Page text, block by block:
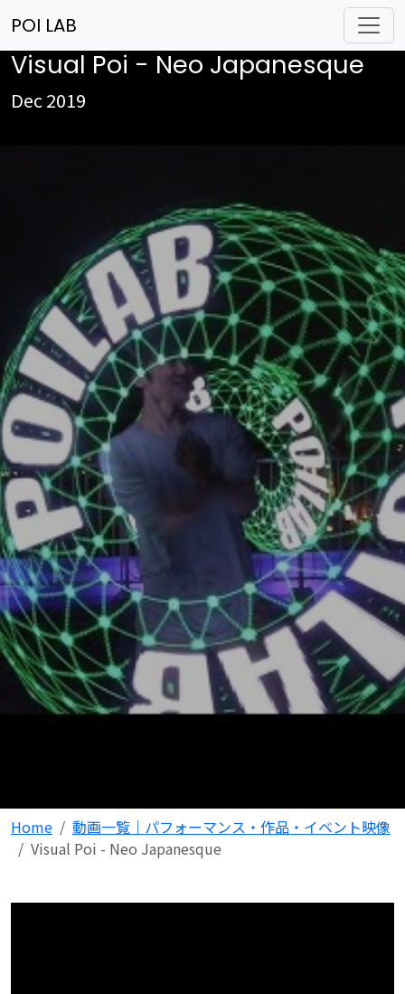
POI LAB
Visual Poi - Neo Japanesque
Dec 2019
Home
動画一覧｜パフォーマンス・作品・イベント映像
Visual Poi - Neo Japanesque